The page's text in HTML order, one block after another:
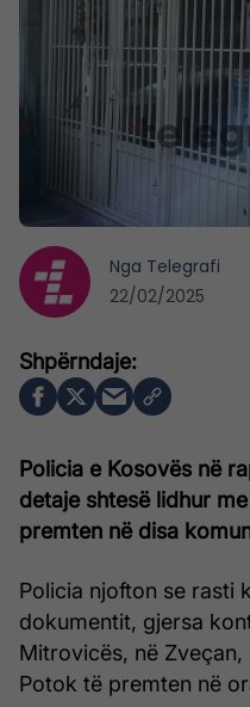
Policia e Kosovës në
detaje shtesë lidhur
premten në disa
Policia njofton se rasti
dokumentit, gjersa
Mitrovicës, në
Potok të premten në
Nga Telegrafi
22/02/2025